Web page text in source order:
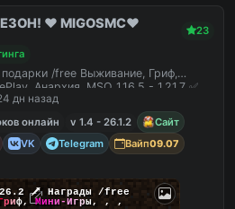
❤️ MIGOSMC❤️
23
/free Выживание, Гриф,
Анархия, MSO 1.16.5 - 1.21.7 ✅
дн назад
онлайн
v 1.4 - 26.1.2
Сайт
VK Telegram Вайп09.07
🗡 Награды /free
риф,Мини-Игры, , ,